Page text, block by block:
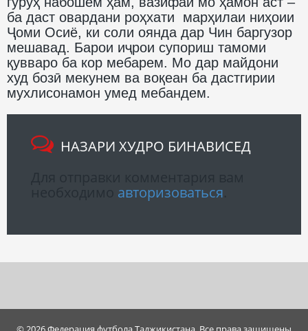
ба даст овардани роҳхати марҳилаи ниҳоии
Ҷоми Осиё, ки соли оянда дар Чин баргузор
мешавад. Барои иҷрои супориш тамоми
қувваро ба кор мебарем. Мо дар майдони
худ бозӣ мекунем ва воқеан ба дастгирии
мухлисонамон умед мебандем.
НАЗАРИ ХУДРО БИНАВИСЕД
авторизоваться